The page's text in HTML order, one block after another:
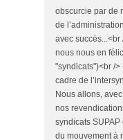
obscurcie par de
de
avec
nous nous en
"syndicats")<br /
cadre de
Nous allons,
nos
syndicats SUPAP
du mouvement à